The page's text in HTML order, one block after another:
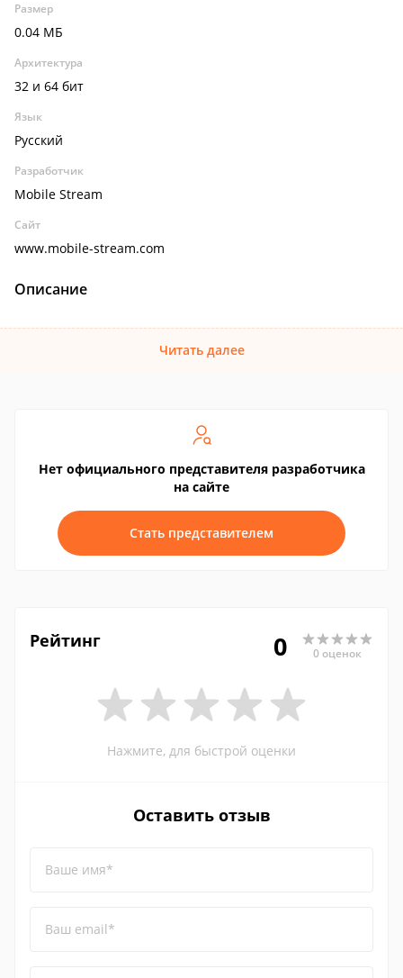
Размер
0.04 МБ
Архитектура
32 и 64 бит
Язык
Русский
Разработчик
Mobile Stream
Сайт
www.mobile-stream.com
Описание
Читать далее
Нет официального представителя разработчика
на сайте
Стать представителем
Рейтинг 0 0 оценок
Нажмите, для быстрой оценки
Оставить отзыв
Ваше имя*
Ваш email*